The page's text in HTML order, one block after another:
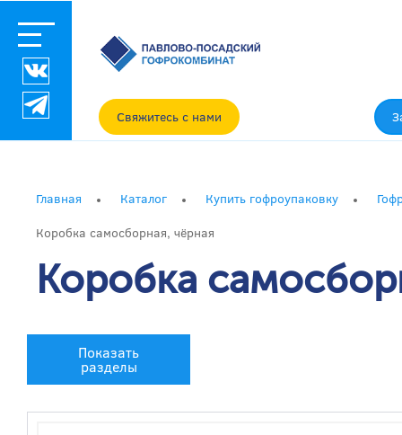
Свяжитесь с нами
Главная Каталог Купить гофроупаковку
Коробка самосборная, чёрная
Коробка
Показать
разделы